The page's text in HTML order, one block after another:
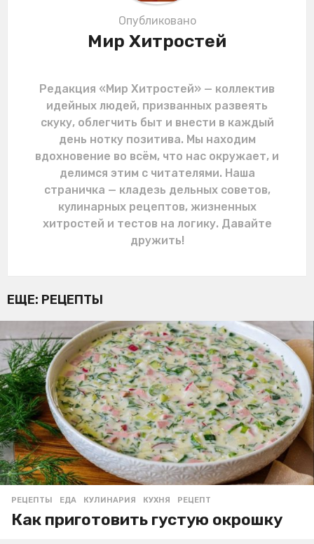
Опубликовано
Мир Хитростей
Редакция «Мир Хитростей» — коллектив
идейных людей, призванных развеять
скуку, облегчить быт и внести в каждый
день нотку позитива. Мы находим
вдохновение во всём, что нас окружает, и
делимся этим с читателями. Наша
страничка — кладезь дельных советов,
кулинарных рецептов, жизненных
хитростей и тестов на логику. Давайте
дружить!
ЕЩЕ: РЕЦЕПТЫ
РЕЦЕПТЫ ЕДА ,КУЛИНАРИЯ ,КУХНЯ ,РЕЦЕПТ
Как приготовить густую окрошку